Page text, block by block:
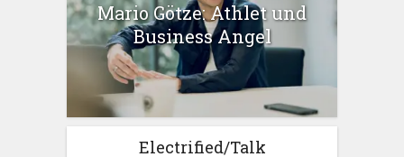
Mario Götze: Athlet und
Business Angel
Electrified/Talk